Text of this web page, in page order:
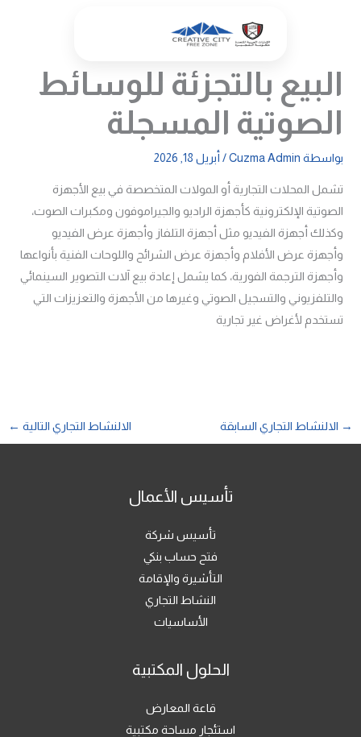
البيع بالتجزئة للوسائط
الصوتية المسجلة
بواسطة Cuzma Admin
/ أبريل 18, 2026
تشمل المحلات التجارية أو المولات المتخصصة في بيع الأجهزة
الصوتية الإلكترونية كأجهزة الراديو والجيراموفون ومكبرات الصوت،
وكذلك أجهزة الفيديو مثل أجهزة التلفاز وأجهزة عرض الفيديو
وأجهزة عرض الأفلام وأجهزة عرض الشرائح واللوحات الفنية بأنواعها
وأجهزة الترجمة الفورية، كما يشمل إعادة بيع آلات التصوير السينمائي
والتلفزيوني والتسجيل الصوتي وغيرها من الأجهزة والتعزيزات التي
تستخدم لأغراض غير تجارية
→ الالنشاط التجاري السابقة الالنشاط التجاري التالية ←
تأسيس الأعمال
تأسيس شركة
فتح حساب بنكي
التأشيرة والإقامة
النشاط التجاري
الأساسيات
الحلول المكتبية
قاعة المعارض
استئجار مساحة مكتبية